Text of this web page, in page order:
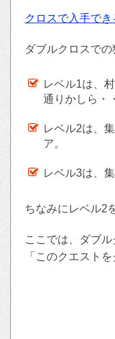
クロスで入手で
ダブルクロスで
レベル1は、
通りかしら・
レベル2は、
ア。
レベル3は、
ちなみにレベル2
ここでは、ダブ
「このクエスト